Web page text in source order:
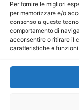
Per fornire le migliori
per memorizzare e/o
consenso a queste
comportamento di
acconsentire o ritirare il
caratteristiche e funzioni.
Direttore
Direttore
Mercurio
iscritta al